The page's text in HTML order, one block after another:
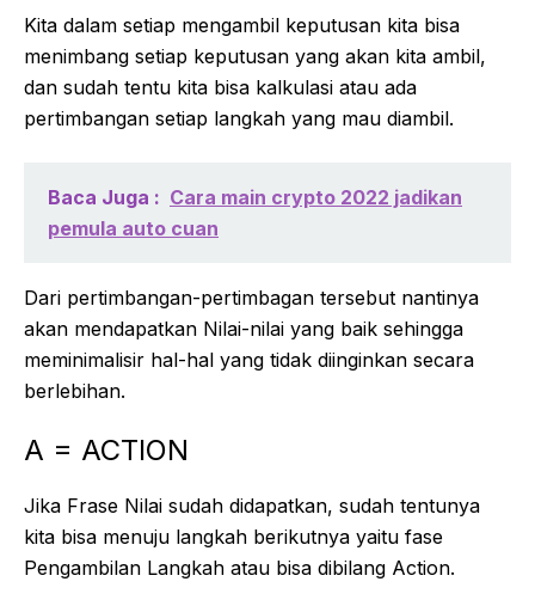
Kita dalam setiap mengambil keputusan kita bisa
menimbang setiap keputusan yang akan kita ambil,
dan sudah tentu kita bisa kalkulasi atau ada
pertimbangan setiap langkah yang mau diambil.
Baca Juga : Cara main crypto 2022 jadikan
pemula auto cuan
Dari pertimbangan-pertimbagan tersebut nantinya
akan mendapatkan Nilai-nilai yang baik sehingga
meminimalisir hal-hal yang tidak diinginkan secara
berlebihan.
A = ACTION
Jika Frase Nilai sudah didapatkan, sudah tentunya
kita bisa menuju langkah berikutnya yaitu fase
Pengambilan Langkah atau bisa dibilang Action.